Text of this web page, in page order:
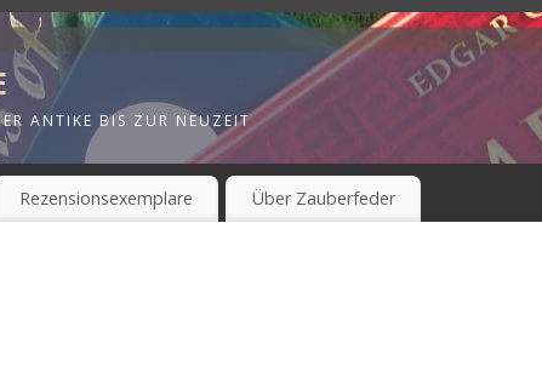
ANTIKE BIS ZUR NEUZEIT
Rezensionsexemplare Über Zauberfeder